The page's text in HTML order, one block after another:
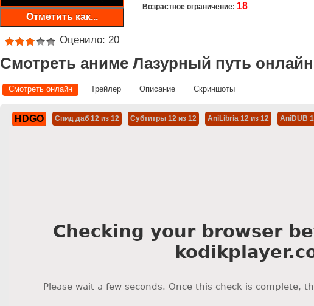
Возрастное ограничение: 18
Отметить как...
Оценило: 20
Смотреть аниме Лазурный путь
Смотреть онлайн Трейлер Описание Скриншоты
HDGO Спид даб 12 из 12 Субтитры 12 из 12 AniLibria 12 из 12 AniDUB